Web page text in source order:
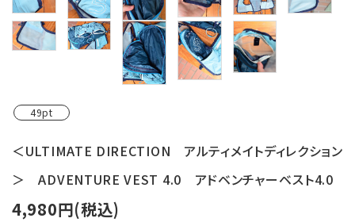
meeting_room ログイン person 新規会員登録
49pt
＜ULTIMATE DIRECTION アルティメイトディレクション
＞ ADVENTURE VEST 4.0 アドベンチャーベスト4.0
4,980円(税込)